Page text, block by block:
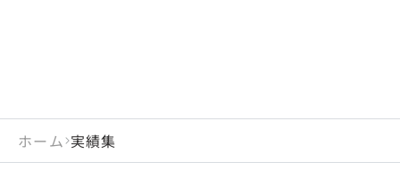
ホーム 実績集